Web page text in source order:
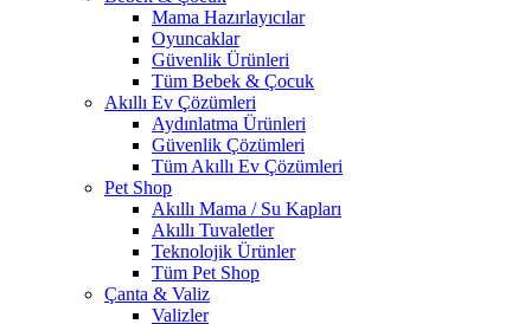
Mama Hazırlayıcılar
Oyuncaklar
Güvenlik Ürünleri
Tüm Bebek & Çocuk
Akıllı Ev Çözümleri
Aydınlatma Ürünleri
Güvenlik Çözümleri
Tüm Akıllı Ev Çözümleri
Pet Shop
Akıllı Mama / Su Kapları
Akıllı Tuvaletler
Teknolojik Ürünler
Tüm Pet Shop
Çanta & Valiz
Valizler